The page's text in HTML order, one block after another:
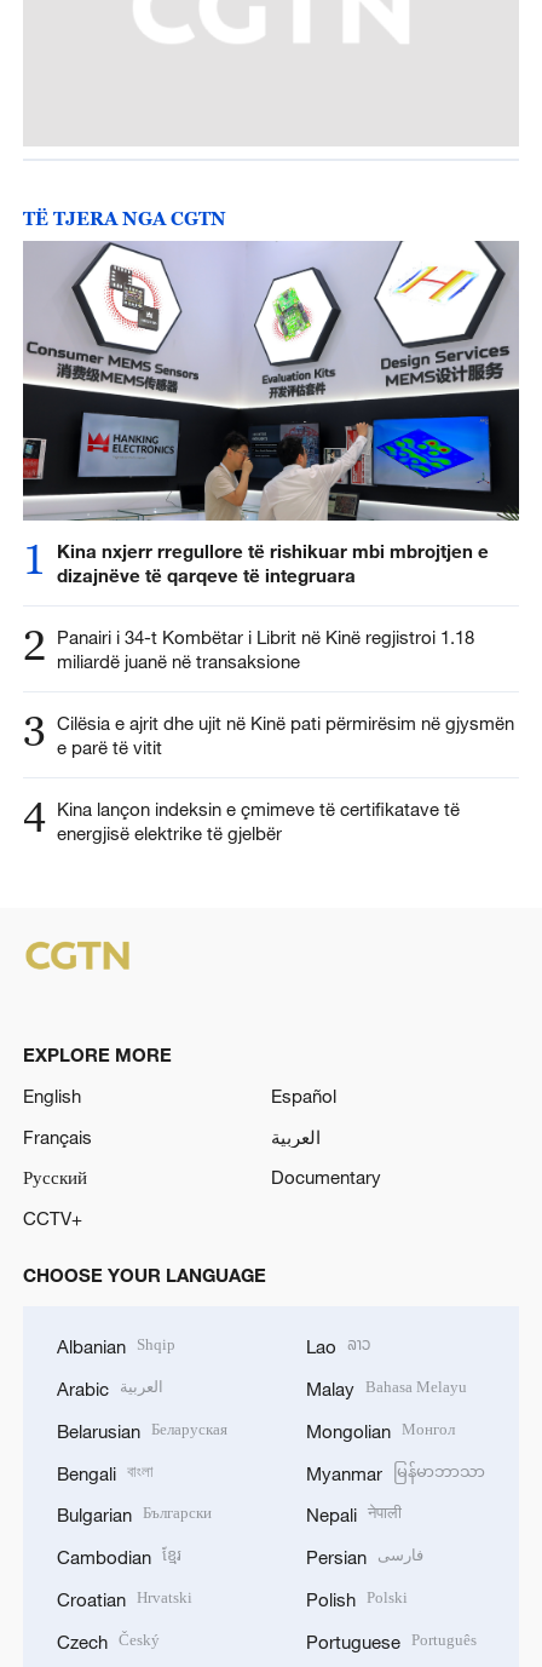
TË TJERA NGA CGTN
1
Kina nxjerr rregullore të rishikuar mbi mbrojtjen e
dizajnëve të qarqeve të integruara
2
Panairi i 34-t Kombëtar i Librit në Kinë regjistroi 1.18
miliardë juanë në transaksione
3 Cilësia e ajrit dhe ujit në Kinë pati përmirësim në gjysmën
e parë të vitit
4 Kina lançon indeksin e çmimeve të certifikatave të
energjisë elektrike të gjelbër
EXPLORE MORE
English
Español
Français
العربية
Русский
Documentary
CCTV+
CHOOSE YOUR LANGUAGE
Albanian Shqip
Arabic العربية
Belarusian Беларуская
Bengali বাংলা
Bulgarian Български
Cambodian ខ្មែរ
Croatian Hrvatski
Czech Český
Lao ລາວ
Malay Bahasa Melayu
Mongolian Монгол
Myanmar မြန်မာဘာသာ
Nepali नेपाली
Persian فارسی
Polish Polski
Portuguese Português